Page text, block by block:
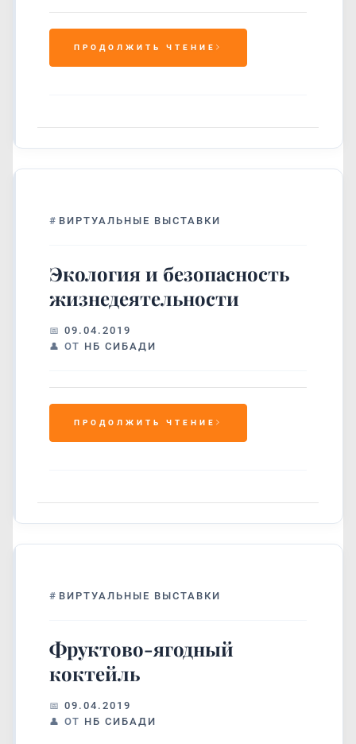
ПРОДОЛЖИТЬ ЧТЕНИЕ
# ВИРТУАЛЬНЫЕ ВЫСТАВКИ
Экология и безопасность
жизнедеятельности
09.04.2019
ОТ НБ СИБАДИ
ПРОДОЛЖИТЬ ЧТЕНИЕ
# ВИРТУАЛЬНЫЕ ВЫСТАВКИ
Фруктово-ягодный
коктейль
09.04.2019
ОТ НБ СИБАДИ